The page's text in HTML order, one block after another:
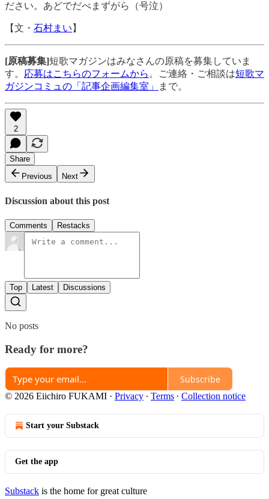
ださい。あどでだべまずがら（号泣）
【文・ 石村まい 】
[原稿募集]短歌マガジンはみなさんの原稿を募集していま
す。 応募はこちらのフォームから 。ご連絡・ご相談は短歌マ
ガジンコミュの「記事企画編集室」
まで。
2
Share
Previous
Next
Discussion about this post
Comments Restacks
Top Latest Discussions
No posts
Ready for more?
Subscribe
© 2026 Eiichiro FUKAMI · Privacy ∙ Terms ∙ Collection notice
Start your Substack
Get the app
Substack is the home for great culture